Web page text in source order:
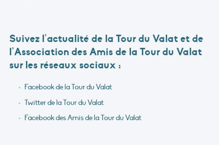
Suivez l’actualité de la Tour du Valat et de
l’Association des Amis de la Tour du Valat
sur les réseaux sociaux :
Facebook de la Tour du Valat
Twitter de la Tour du Valat
Facebook des Amis de la Tour du Valat